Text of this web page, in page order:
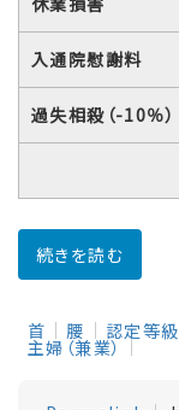
入通院慰謝料
過失相殺（-10％）
続きを読む
首 腰 認定等
主婦（兼業）